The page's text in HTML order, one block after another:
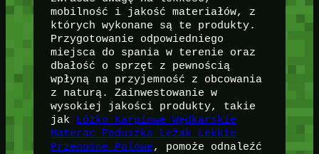
mobilność i jakość materiałów, z
których wykonane są te produkty.
Przygotowanie odpowiedniego
miejsca do spania w terenie oraz
dbałość o sprzęt z pewnością
wpłyną na przyjemność z obcowania
z naturą. Zainwestowanie w
wysokiej jakości produkty, takie
jak Łóżko Karpiowe Wędkarskie
Materac Poduszka Leżak Lekkie
Przenośne Polowe, pomoże odnaleźć